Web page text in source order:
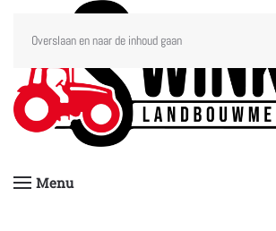
Overslaan en naar de inhoud gaan
Menu